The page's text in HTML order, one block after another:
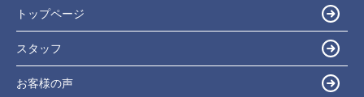
トップページ
スタッフ
お客様の声